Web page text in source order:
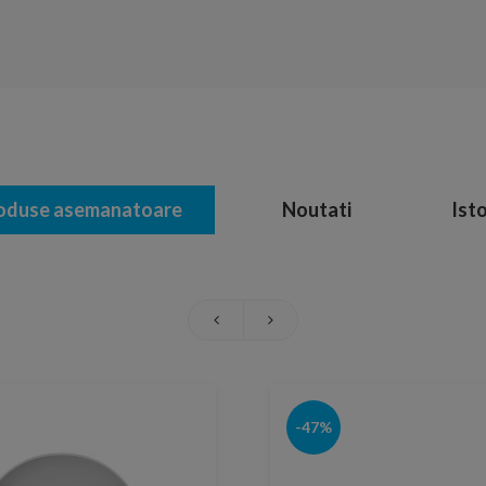
asemanatoare Noutati
-47%